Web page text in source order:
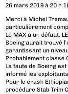
26 mars 2019 à 20 h
Merci à Michel
particulièrement
Le MAX a un défaut.
Boeing aurait trouvé
garantissant un
Probablement classé
La faute de Boeing
informé les
Pour le crash
procédure Stab Trim